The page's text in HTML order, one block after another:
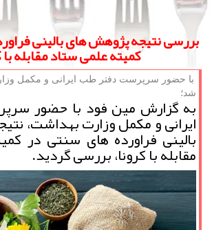
بررسی نتیجه پژوهش های بالینی
كمیته علمی ستاد مقابله با
با حضور سرپرست دفتر طب ایرانی و مكمل
شد؛
به گزارش مین فود با حضور
ایرانی و مكمل وزارت بهداشت،
بالینی فراورده های سنتی در
مقابله با كرونا، بررسی گردید.